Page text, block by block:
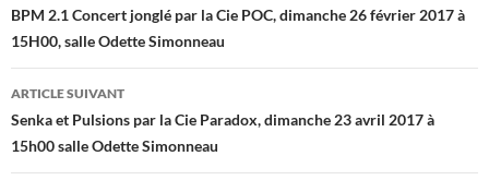
des
articles
BPM 2.1 Concert jonglé par la Cie POC, dimanche 26 février 2017 à
15H00, salle Odette Simonneau
ARTICLE SUIVANT
Senka et Pulsions par la Cie Paradox, dimanche 23 avril 2017 à
15h00 salle Odette Simonneau